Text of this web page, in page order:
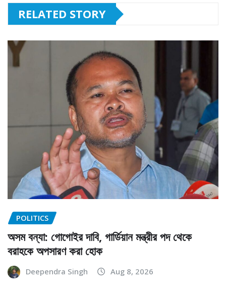
RELATED STORY
POLITICS
অসম বন্যা: গোগোইর দাবি, গার্ডিয়ান মন্ত্রীর পদ থেকে
বরাহকে অপসারণ করা হোক
Deependra Singh Aug 8, 2026